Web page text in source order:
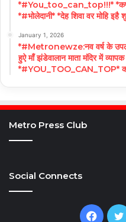
*#You_too_can_top!!!* *कण
*#भोलेदानी* *देह शिवा वर मोहि
January 1, 2026
*#Metronewze:नव वर्ष के
हुऐ माँ झंडेवालान माता मंदिर में
*#YOU_TOO_CAN_TOP* कई
Metro Press Club
Social Connects